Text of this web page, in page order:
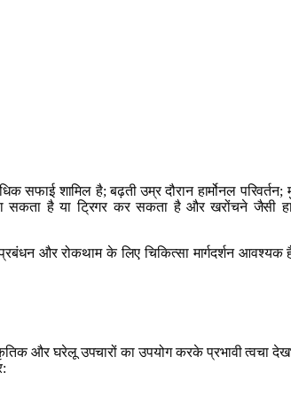
शामिल है; बढ़ती उम्र दौरान हार्मोनल
सकता है या ट्रिगर कर सकता है और खरोंचने जैसी
और रोकथाम के लिए चिकित्सा मार्गदर्शन आवश्यक
और घरेलू उपचारों का उपयोग करके प्रभावी